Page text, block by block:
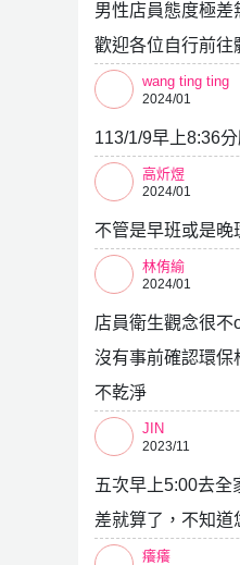
男性店員態度極差
歡迎各位自行前往
wang ting ting
2024/01
113/1/9早上8:36
高炘煜
2024/01
不管是早班或是
林侑緰
2024/01
店員衛生觀念很不
沒有事前確認環保
不乾淨
JIN
2023/11
五次早上5:00去
差就算了，不知道
癢癢